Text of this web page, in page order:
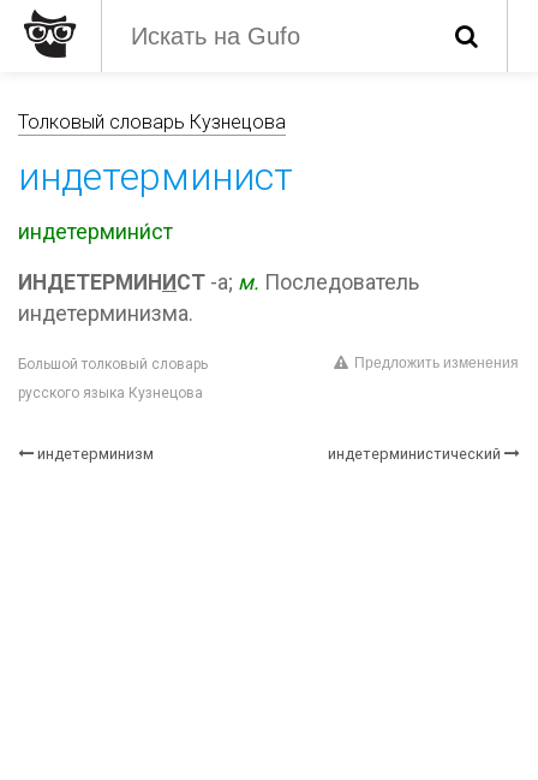
Толковый словарь Кузнецова
индетерминист
индетермини́ст
ИНДЕТЕРМИН И СТ -а; м. Последователь
индетерминизма.
Большой толковый словарь
русского языка Кузнецова
Предложить изменения
индетерминизм индетерминистический